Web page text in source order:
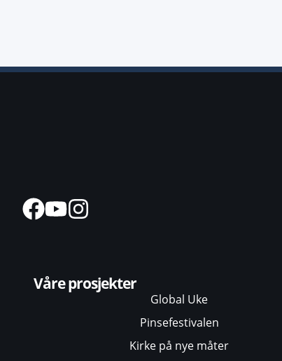
Våre prosjekter
Global Uke
Pinsefestivalen
Kirke på nye måter